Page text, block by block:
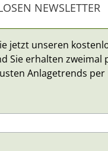
NEWSLETTER
jetzt unseren
Sie erhalten zweimal
Anlagetrends per